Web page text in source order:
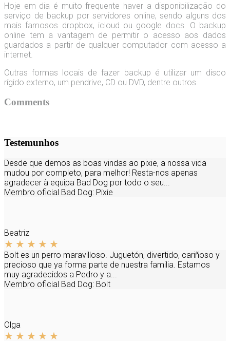
Hoje em dia é muito frequente haver a disponibilização do
serviço de backup por servidores online, sendo alguns dos
mais famosos dropbox, icloud ou google docs. O backup
online tem a vantagem de permitir o acesso aos dados
guardados a partir de qualquer computador com acesso a
internet.
Outras formas locais de fazer backup é utilizar um disco
rígido externo, um pendrive, CD ou DVD, dentre outros.
Comments
Testemunhos
Desde que demos as boas vindas ao pixie, a nossa vida
mudou por completo, para melhor! Resta-nos apenas
agradecer à equipa Bad Dog por todo o seu...
Membro oficial Bad Dog: Pixie
Beatriz
Bolt es un perro maravilloso. Juguetón, divertido, cariñoso y
precioso que ya forma parte de nuestra familia. Estamos
muy agradecidos a Pedro y a...
Membro oficial Bad Dog: Bolt
Olga